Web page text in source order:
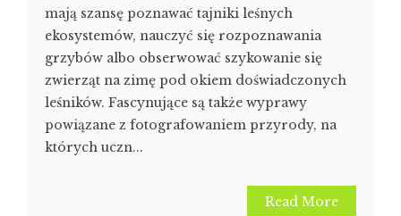
mają szansę poznawać tajniki leśnych
ekosystemów, nauczyć się rozpoznawania
grzybów albo obserwować szykowanie się
zwierząt na zimę pod okiem doświadczonych
leśników. Fascynujące są także wyprawy
powiązane z fotografowaniem przyrody, na
których uczn...
Read More